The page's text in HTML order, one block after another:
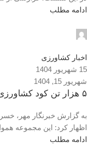
ادامه مطلب
اخبار کشاورزی
15 شهریور 1404
شهریور 15, 1404
۵ هزار تن کود کشاورزی در استان بوشهر توزیع شد
به گزارش خبرنگار مهر،
اظهار کرد: این مجموعه
ادامه مطلب